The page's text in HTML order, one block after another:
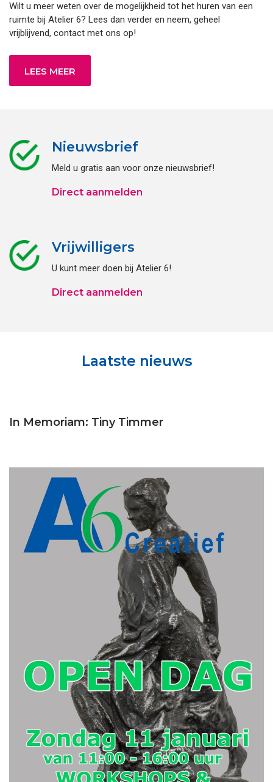
Wilt u meer weten over de mogelijkheid tot het huren van een
ruimte bij Atelier 6? Lees dan verder en neem, geheel
vrijblijvend, contact met ons op!
LEES MEER
Nieuwsbrief
Meld u gratis aan voor onze nieuwsbrief!
Direct aanmelden
Vrijwilligers
U kunt meer doen bij Atelier 6!
Direct aanmelden
Laatste nieuws
In Memoriam: Tiny Timmer